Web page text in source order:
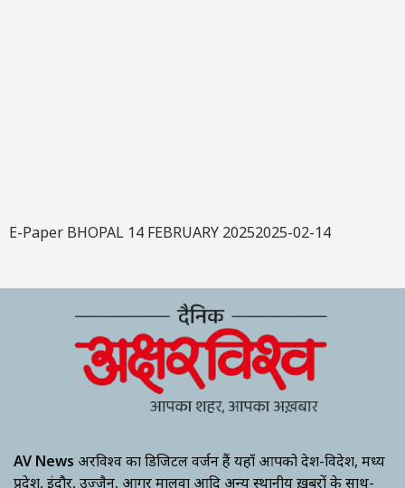
E-Paper BHOPAL 14 FEBRUARY 20252025-02-14
AV News अक्षरविश्व का डिजिटल वर्जन हैं यहाँ आपको देश-विदेश, मध्य
प्रदेश, इंदौर, उज्जैन, आगर मालवा आदि अन्य स्थानीय ख़बरों के साथ-